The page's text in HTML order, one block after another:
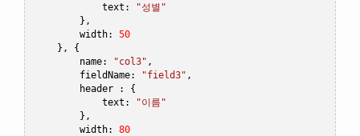
            text
:
"성별"
},
        width
:
50
},
{
        name
: "col3" ,
        fieldName
: "field3" ,
        header
:
{
            text
:
"이름"
},
        width
:
80